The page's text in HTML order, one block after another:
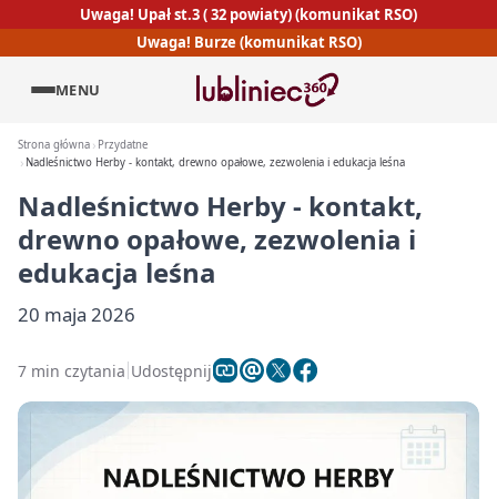
Uwaga! Upał st.3 ( 32 powiaty) (komunikat RSO)
Uwaga! Burze (komunikat RSO)
MENU
Strona główna
Przydatne
Nadleśnictwo Herby - kontakt, drewno opałowe, zezwolenia i edukacja leśna
Nadleśnictwo Herby - kontakt,
drewno opałowe, zezwolenia i
edukacja leśna
20 maja 2026
7 min czytania Udostępnij